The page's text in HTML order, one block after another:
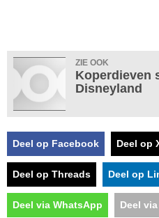
ZIE OOK
Koperdieven
Disneyland
Deel op Facebook Deel op
Deel op Threads Deel op
Deel via WhatsApp Deel